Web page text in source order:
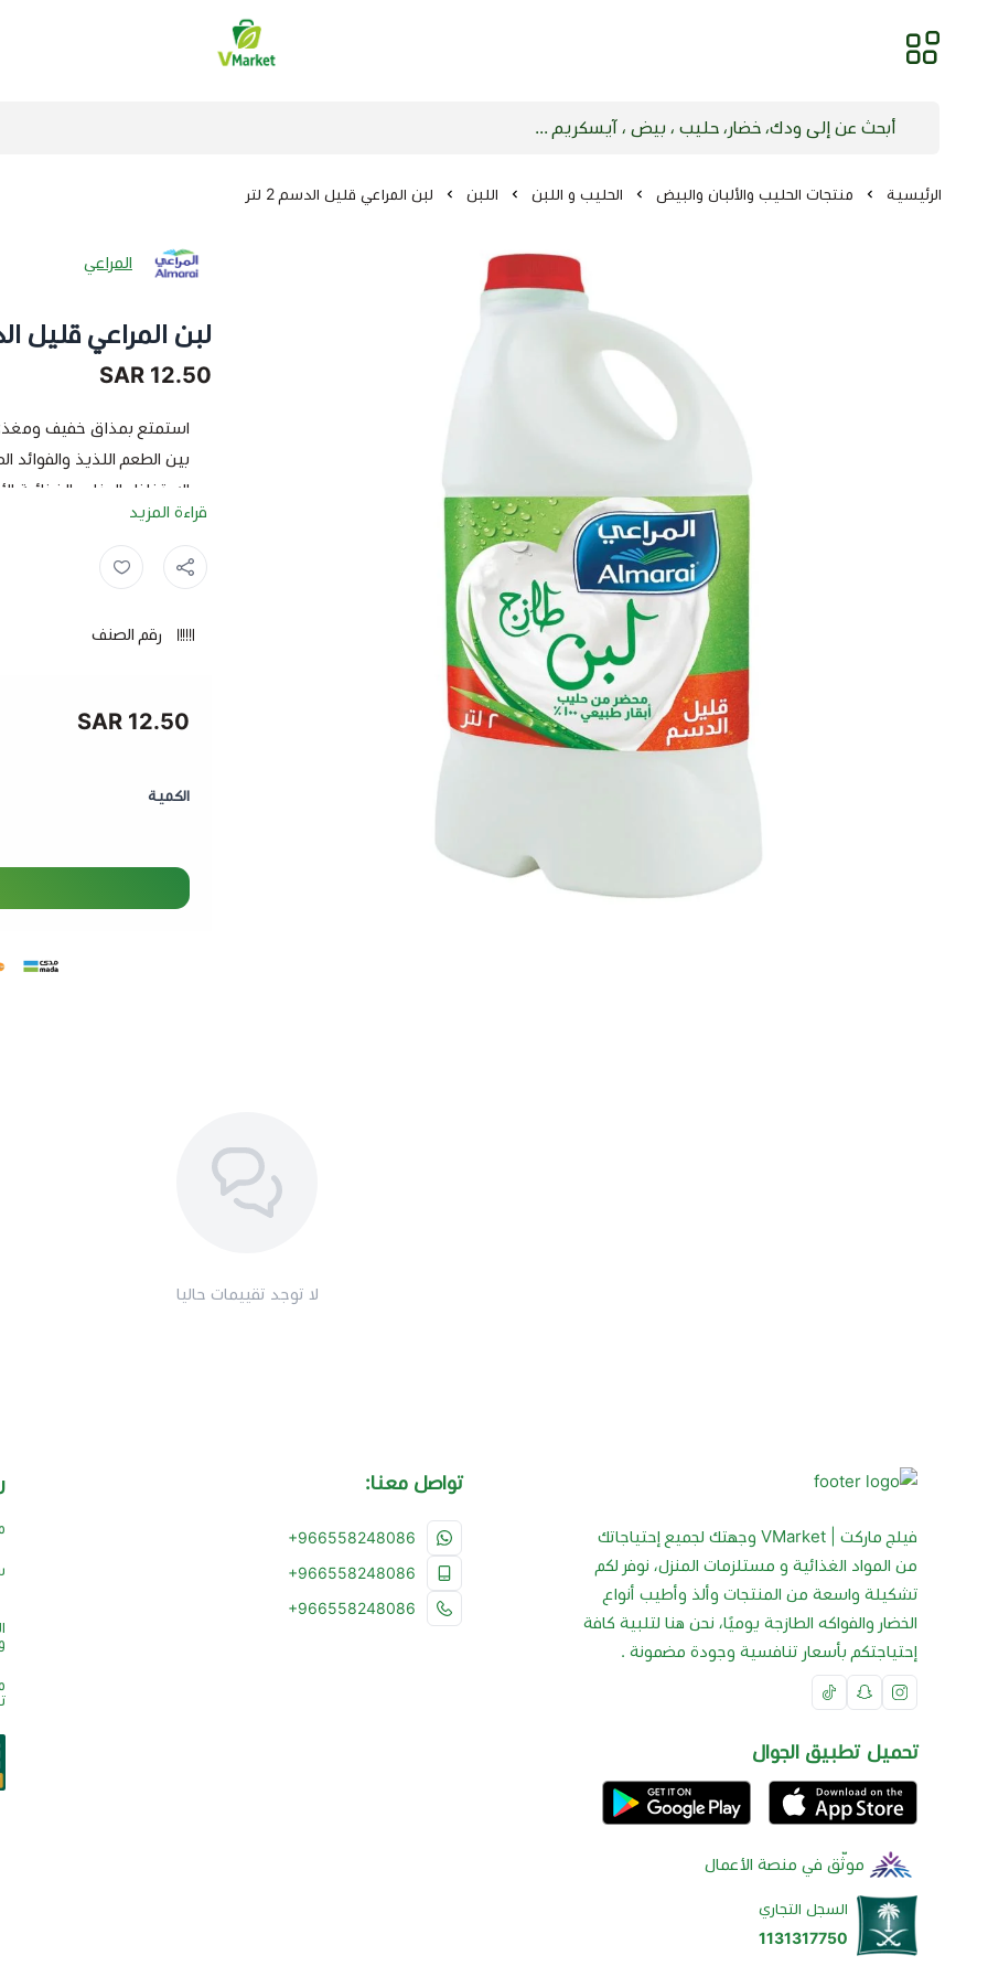
فيلج ماركت | VMarket
الرئيسية منتجات الحليب والألبان والبيض الحليب و اللبن اللبن لبن المراعي قليل الدسم 2 لتر
المراعي
لبن المراعي قليل
12.50 SAR
استمتع بمذاق خفيف
بين الطعم اللذيذ
الاحتفاظ بالعناصر الغذائية
يهتمون بصحتهم ورشاقتهم.
المميزات:
غني بالعناصر الغذائية
لبن المراعي قليل الدسم 2 لتر
قراءة المزيد
رقم الصنف
الكمية
12.50 SAR
لا توجد تقييمات حاليا
فيلج ماركت | VMarket وجهتك لجميع إحتياجاتك
من المواد الغذائية و مستلزمات المنزل، نوفر لكم
تشكيلة واسعة من المنتجات وألذ وأطيب أنواع
الخضار والفواكه الطازجة يوميًا، نحن هنا لتلبية كافة
إحتياجتكم بأسعار تنافسية وجودة مضمونة .
تحميل تطبيق الجوال
موثّق في منصة الأعمال
السجل التجاري
1131317750
تواصل معنا:
+966558248086
+966558248086
+966558248086